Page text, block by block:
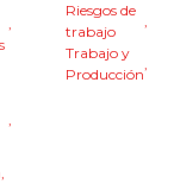
,
,
,
Riesgos de
trabajo
,
Trabajo y
Producción
,